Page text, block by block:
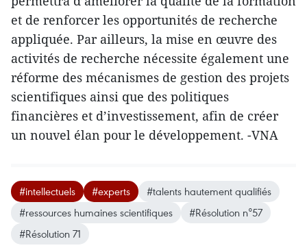
et de renforcer les opportunités de recherche
appliquée. Par ailleurs, la mise en œuvre des
activités de recherche nécessite également une
réforme des mécanismes de gestion des projets
scientifiques ainsi que des politiques
financières et d’investissement, afin de créer
un nouvel élan pour le développement. -VNA
#intellectuels #experts
#talents hautement qualifiés
#ressources humaines scientifiques
#Résolution n°57
#Résolution 71